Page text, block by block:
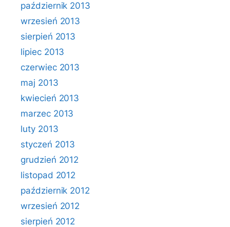
październik 2013
wrzesień 2013
sierpień 2013
lipiec 2013
czerwiec 2013
maj 2013
kwiecień 2013
marzec 2013
luty 2013
styczeń 2013
grudzień 2012
listopad 2012
październik 2012
wrzesień 2012
sierpień 2012